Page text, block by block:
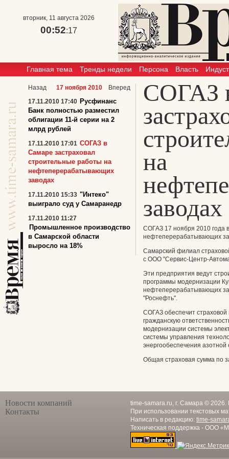
вторник, 11 августа 2026
00:52:18
Главная тема Тренды недели Персона Власть
СОГАЗ
на
заводах
СОГАЗ 17 ноября 2010 года
нефтеперерабатывающих
Самарский филиал
с ООО "Сервис-Центр-
Эти предприятия ведут
программы модернизации
нефтеперерабатывающих
"Роснефть".
СОГАЗ обеспечит
гражданскую
модернизации системы
системы управления
энергообеспечения азотной
Общая страховая сумма по
Назад 17 ноября 2010
Вперед
17.11.2010 17:40 Русфинанс
Банк полностью разместил
облигации 11-й серии на 2
млрд рублей
17.11.2010 17:01 СОГАЗ в
Самаре застраховал
строительные работы на
нефтеперерабатывающих
заводах
17.11.2010 15:33 "Интеко"
выиграло суд у Самаранедр
17.11.2010 11:27
Промышленное производство
в Самарской области
выросло на 18%
Новости компаний
Контакты
time-samara.ru, г. Самара ©
При использовании текстовых
Написать в редакцию: time-
Техническая поддержка - ООО